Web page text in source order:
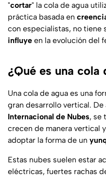
"cortar" la cola de agua
práctica basada en
con especialistas, no tiene
influye en la evolución del
¿Qué es una cola
Una cola de agua es una
gran desarrollo vertical. De
Internacional de Nubes, se
crecen de manera vertical
adoptar la forma de un
Estas nubes suelen estar
eléctricas, fuertes rachas